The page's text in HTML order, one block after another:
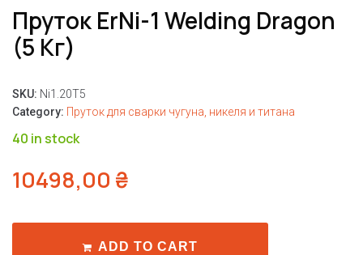
Пруток ErNi-1 Welding Dragon
(5 Кг)
SKU: Ni1.20T5
Category: Пруток для сварки чугуна, никеля и титана
40 in stock
10498,00 ₴
ADD TO CART